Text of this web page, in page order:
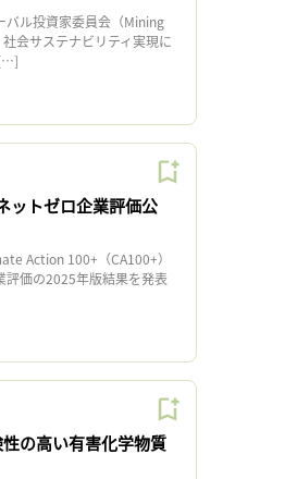
ル投資家委員会（Mining
会サステナビリティ実現に
ットゼロ企業評価公
Action 100+（CA100+）
評価の2025年版結果を発表
の高い有害化学物質